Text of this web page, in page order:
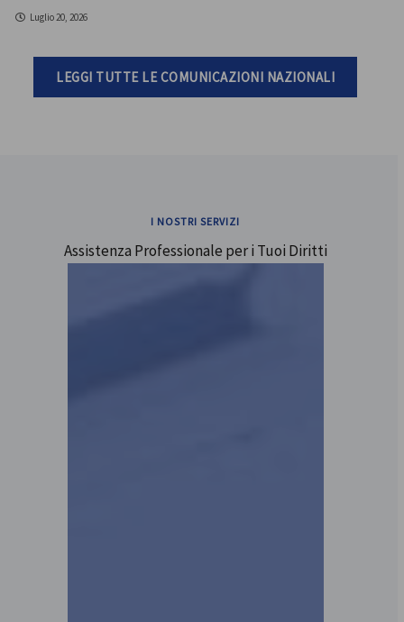
Luglio 20, 2026
LEGGI TUTTE LE COMUNICAZIONI NAZIONALI
I NOSTRI SERVIZI
Assistenza Professionale per i Tuoi Diritti